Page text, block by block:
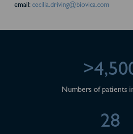
email: cecilia.driving@biovica.com
Numbers of patients
28